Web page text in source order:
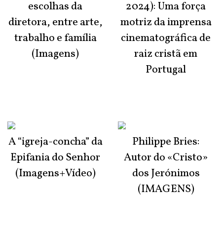
escolhas da
diretora, entre arte,
trabalho e família
(Imagens)
A “igreja-concha” da
Epifania do Senhor
(Imagens+Vídeo)
2024): Uma força
motriz da imprensa
cinematográfica de
raiz cristã em
Portugal
Philippe Bries:
Autor do «Cristo»
dos Jerónimos
(IMAGENS)